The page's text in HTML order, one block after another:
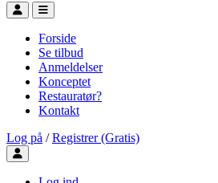
Forside
Se tilbud
Anmeldelser
Konceptet
Restauratør?
Kontakt
Log på / Registrer (Gratis)
Toggle user menu